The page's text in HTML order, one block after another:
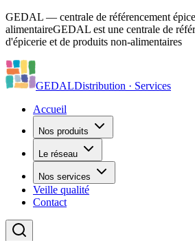
GEDAL — centrale de référencement
alimentaireGEDAL est une centrale de
d'épicerie et de produits non-alimentaires
GEDALDistribution · Services
Accueil
Nos produits
Le réseau
Nos services
Veille qualité
Contact